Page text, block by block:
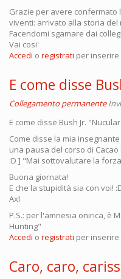
Grazie per avere confermato
viventi: arrivato alla storia del
Facendomi sgamare dai
Vai cosi'
Accedi o registrati per inserire
E come disse
Collegamento permanente
E come disse Bush Jr.
Come disse la mia
una pausa del corso di
:D ] "Mai sottovalutare la
Buona giornata!
E che la stupidità sia con voi!
Axl
P.S.: per l'amnesia onirica, è
Hunting"
Accedi o registrati per inserire
Caro, caro,